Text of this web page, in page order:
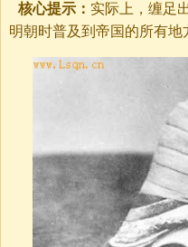
核心提示： 实际上，缠足
明朝时普及到帝国的所有地